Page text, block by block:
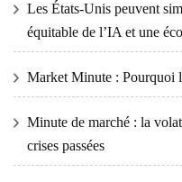
Les États-Unis peuvent
équitable de l’IA et une
Market Minute : Pourquoi
Minute de marché : la
crises passées